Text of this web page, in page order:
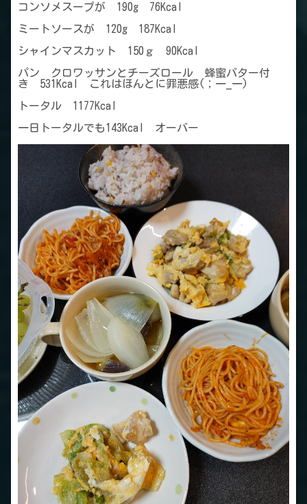
コンソメスープが 190g 76Kcal
ミートソースが 120g 187Kcal
シャインマスカット 150ｇ 90Kcal
パン クロワッサンとチーズロール 蜂蜜バター付
き 531Kcal これはほんとに罪悪感(；一_一)
トータル 1177Kcal
一日トータルでも143Kcal オーバー